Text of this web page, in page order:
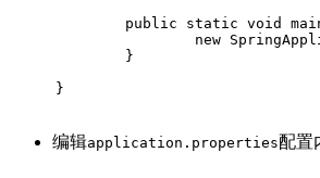
public
static void
new
	}
}
编辑application.properties配置